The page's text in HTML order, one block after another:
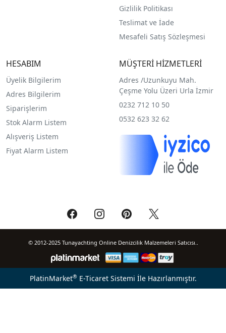
Gizlilik Politikası
Teslimat ve İade
Mesafeli Satış Sözleşmesi
HESABIM
Üyelik Bilgilerim
Adres Bilgilerim
Siparişlerim
Stok Alarm Listem
Alışveriş Listem
Fiyat Alarm Listem
MÜŞTERİ HİZMETLERİ
Adres /Uzunkuyu Mah.
Çeşme Yolu Üzeri Urla İzmir
0232 712 10 50
0532 623 32 62
© 2012-2025 Tunayachting Online Denizcilik Malzemeleri Satıcısı..
PlatinMarket®E-Ticaret Sistemi İle Hazırlanmıştır.